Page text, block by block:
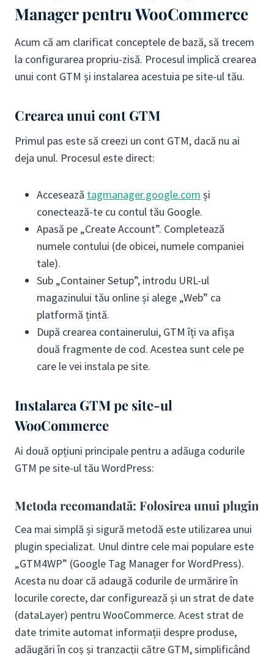
Manager pentru WooCommerce
Acum că am clarificat conceptele de bază, să trecem
la configurarea propriu-zisă. Procesul implică crearea
unui cont GTM și instalarea acestuia pe site-ul tău.
Crearea unui cont GTM
Primul pas este să creezi un cont GTM, dacă nu ai
deja unul. Procesul este direct:
Accesează tagmanager.google.com și
conectează-te cu contul tău Google.
Apasă pe „Create Account”. Completează
numele contului (de obicei, numele companiei
tale).
Sub „Container Setup”, introdu URL-ul
magazinului tău online și alege „Web” ca
platformă țintă.
După crearea containerului, GTM îți va afișa
două fragmente de cod. Acestea sunt cele pe
care le vei instala pe site.
Instalarea GTM pe site-ul
WooCommerce
Ai două opțiuni principale pentru a adăuga codurile
GTM pe site-ul tău WordPress:
Metoda recomandată: Folosirea unui plugin
Cea mai simplă și sigură metodă este utilizarea unui
plugin specializat. Unul dintre cele mai populare este
„GTM4WP” (Google Tag Manager for WordPress).
Acesta nu doar că adaugă codurile de urmărire în
locurile corecte, dar configurează și un strat de date
(dataLayer) pentru WooCommerce. Acest strat de
date trimite automat informații despre produse,
adăugări în coș și tranzacții către GTM, simplificând